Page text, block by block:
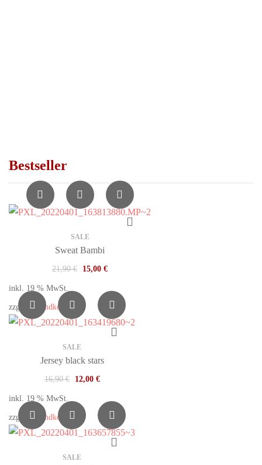
Bestseller
SALE
Sweat Bambi
21,90€ 15,00 €
inkl. 19 % MwSt.
zzgl.
Versandkosten
SALE
Jersey black stars
16,90€ 12,00 €
inkl. 19 % MwSt.
zzgl.
Versandkosten
SALE